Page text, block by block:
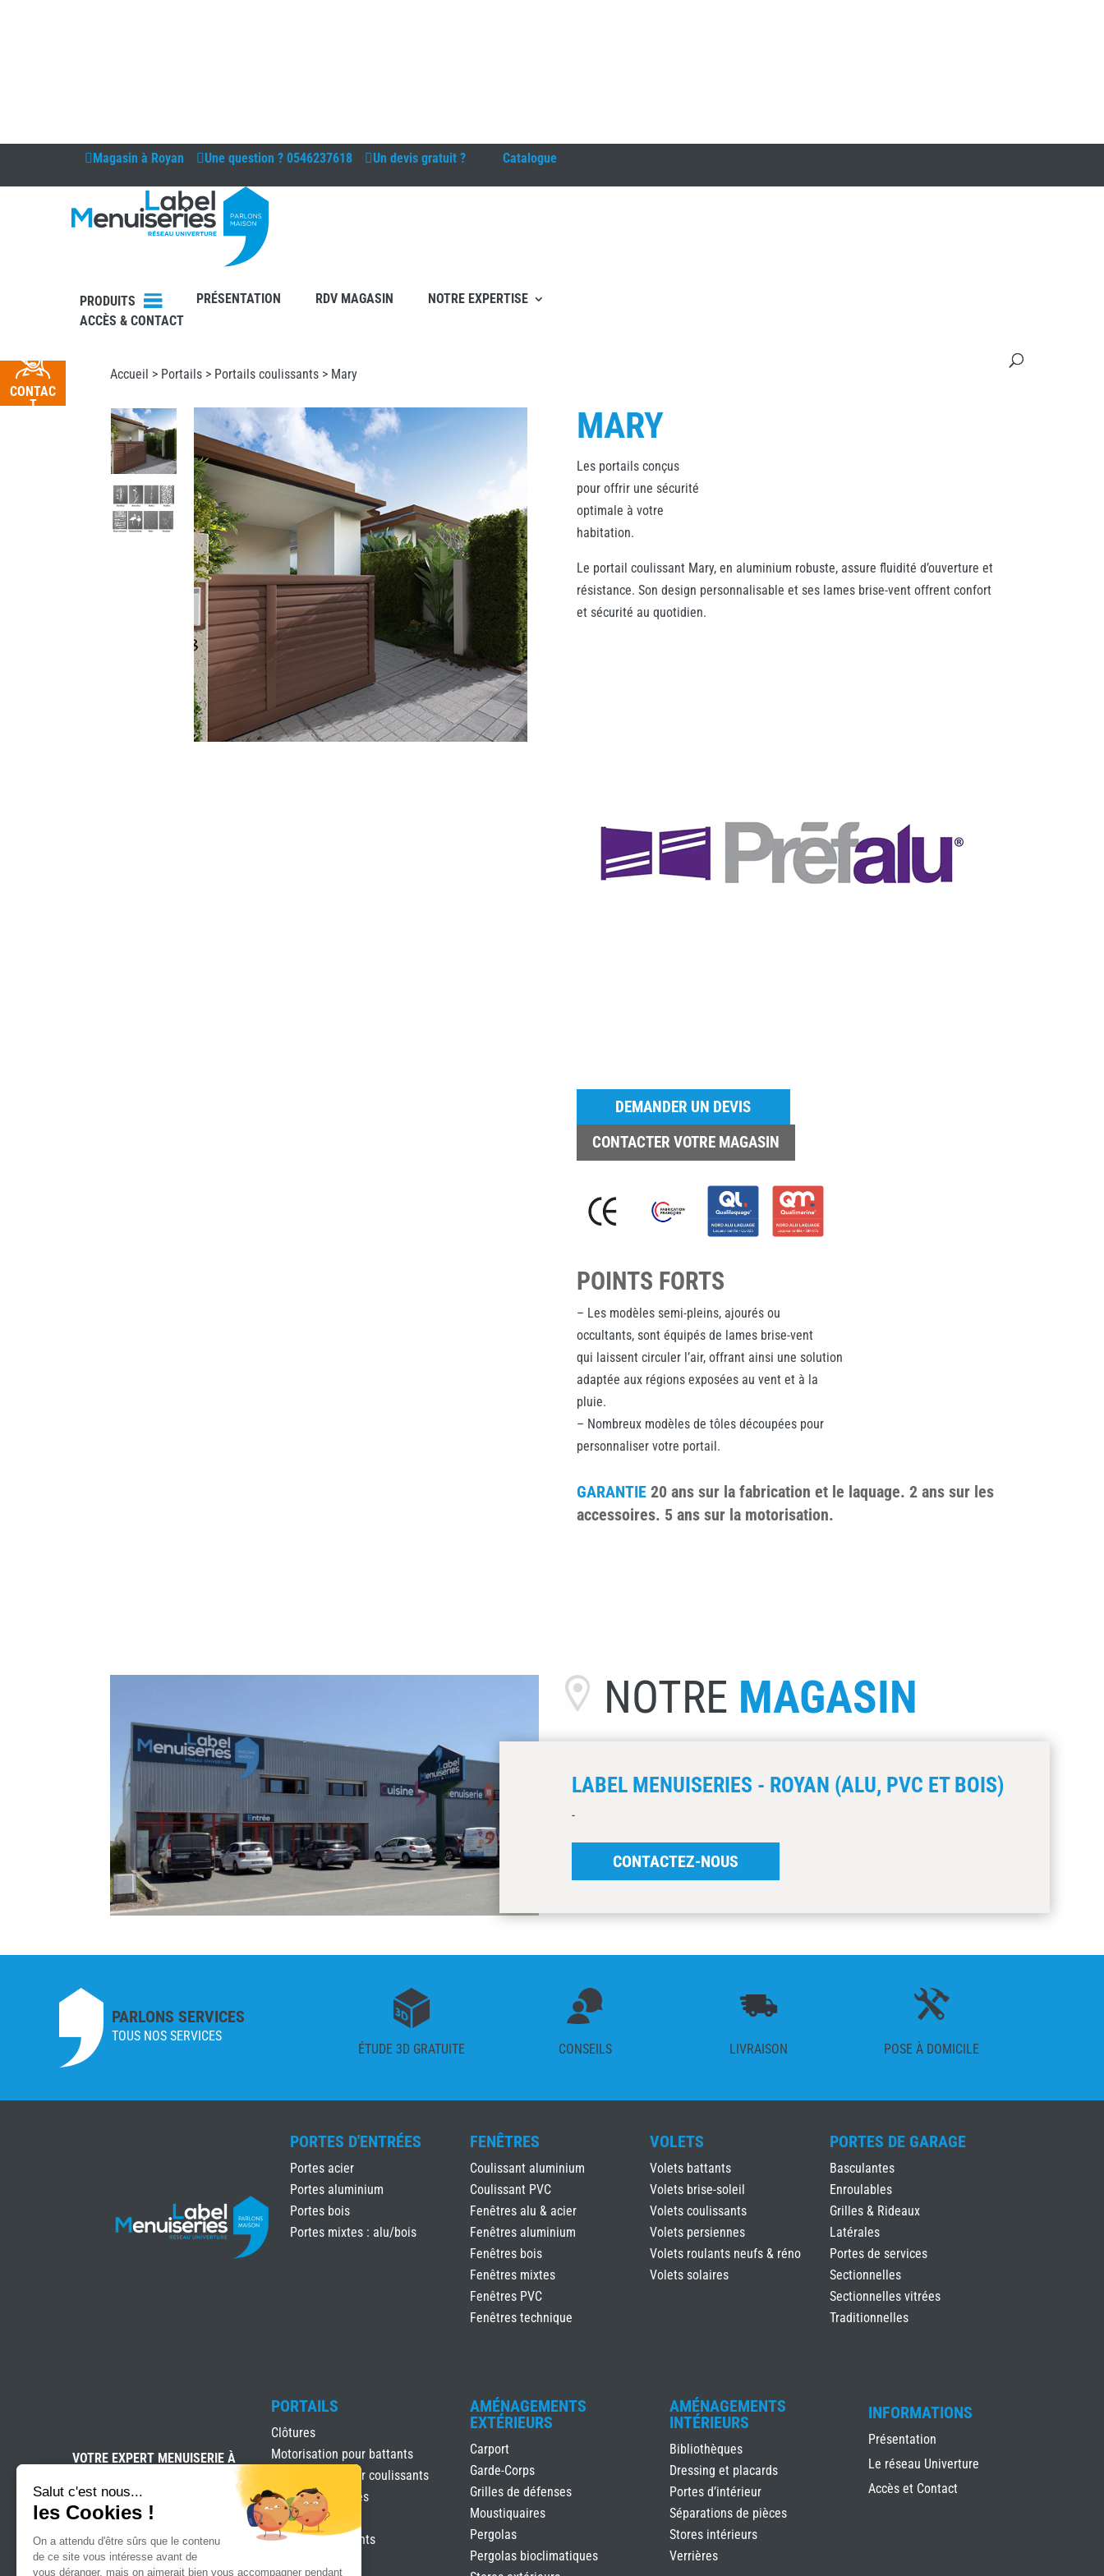
Magasin à Royan Une question ? 0546237618 Un devis gratuit ? Catalogue
PRODUITS PRÉSENTATION RDV MAGASIN
NOTRE EXPERTISE
ACCÈS & CONTACT
Accueil > Portails > Portails coulissants > Mary
MARY
Les portails conçus
pour offrir une sécurité
optimale à votre
habitation.
Le portail coulissant Mary, en aluminium robuste, assure fluidité d’ouverture et
résistance. Son design personnalisable et ses lames brise-vent offrent confort
et sécurité au quotidien.
DEMANDER UN DEVIS
CONTACTER VOTRE MAGASIN
POINTS FORTS
– Les modèles semi-pleins, ajourés ou
occultants, sont équipés de lames brise-vent
qui laissent circuler l’air, offrant ainsi une solution
adaptée aux régions exposées au vent et à la
pluie.
– Nombreux modèles de tôles découpées pour
personnaliser votre portail.
GARANTIE 20 ans sur la fabrication et le laquage. 2 ans sur les
accessoires. 5 ans sur la motorisation.
NOTRE MAGASIN
LABEL MENUISERIES - ROYAN (ALU, PVC ET BOIS)
-
CONTACTEZ-NOUS
PARLONS SERVICES
TOUS NOS SERVICES
ÉTUDE 3D GRATUITE
CONSEILS LIVRAISON POSE À DOMICILE
PORTES D'ENTRÉES
Portes acier
Portes aluminium
Portes bois
Portes mixtes : alu/bois
FENÊTRES
Coulissant aluminium
Coulissant PVC
Fenêtres alu & acier
Fenêtres aluminium
Fenêtres bois
Fenêtres mixtes
Fenêtres PVC
Fenêtres technique
VOLETS
Volets battants
Volets brise-soleil
Volets coulissants
Volets persiennes
Volets roulants neufs & réno
Volets solaires
PORTES DE GARAGE
Basculantes
Enroulables
Grilles & Rideaux
Latérales
Portes de services
Sectionnelles
Sectionnelles vitrées
Traditionnelles
VOTRE EXPERT MENUISERIE À
PORTAILS
Clôtures
Motorisation pour battants
Motorisation pour coulissants
Portails & clôtures
Portails Battants
Portails coulissants
AMÉNAGEMENTS
EXTÉRIEURS
Carport
Garde-Corps
Grilles de défenses
Moustiquaires
Pergolas
Pergolas bioclimatiques
AMÉNAGEMENTS
INTÉRIEURS
Bibliothèques
Dressing et placards
Portes d’intérieur
Séparations de pièces
Stores intérieurs
Verrières
INFORMATIONS
Présentation
Le réseau Univerture
Accès et Contact
CONTAC
T
Salut c'est nous...
les Cookies !
On a attendu d'être sûrs que le contenu
de ce site vous intéresse avant de
vous déranger, mais on aimerait bien vous accompagner pendant